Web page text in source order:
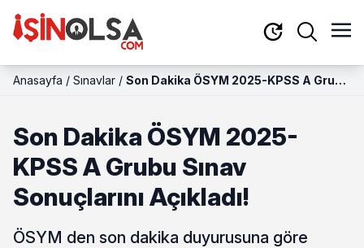
Anasayfa / Sınavlar / Son Dakika ÖSYM 2025-KPSS A Grubu
Son Dakika ÖSYM 2025-
KPSS A Grubu Sınav
Sonuçlarını Açıkladı!
ÖSYM den son dakika duyurusuna göre